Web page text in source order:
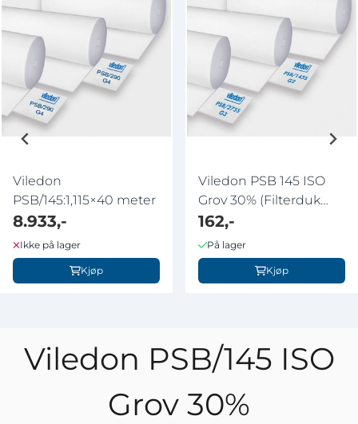
Viledon
PSB/145:1,115×40 meter
8.933,-
Ikke på lager
Kjøp
Viledon PSB 145 ISO
Grov 30% (Filterduk
500x500)
162,-
På lager
Kjøp
Viledon PSB/145 ISO
Grov 30%